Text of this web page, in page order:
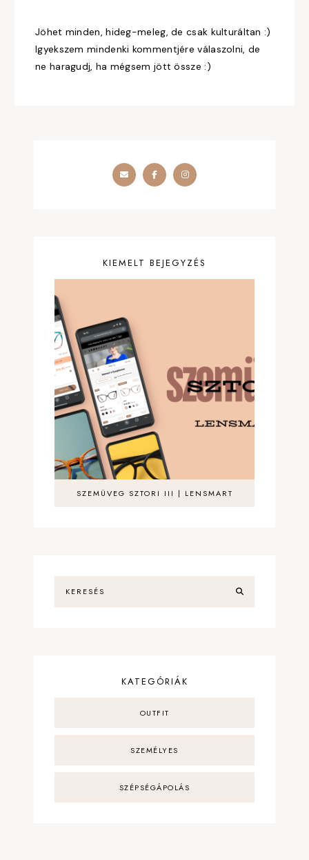
Jöhet minden, hideg-meleg, de csak kulturáltan :)
Igyekszem mindenki kommentjére válaszolni, de
ne haragudj, ha mégsem jött össze :)
KIEMELT BEJEGYZÉS
SZEMÜVEG SZTORI III | LENSMART
KATEGÓRIÁK
OUTFIT
SZEMÉLYES
SZÉPSÉGÁPOLÁS